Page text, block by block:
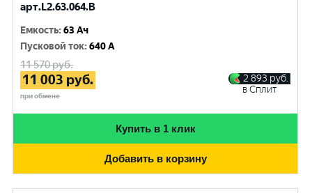
арт.L2.63.064.B
Емкость:63 Ач
Пусковой ток:640 A
11 570руб.
11 003 руб.
при обмене
2 893 руб.
в Сплит
Купить в 1 клик
Добавить в корзину